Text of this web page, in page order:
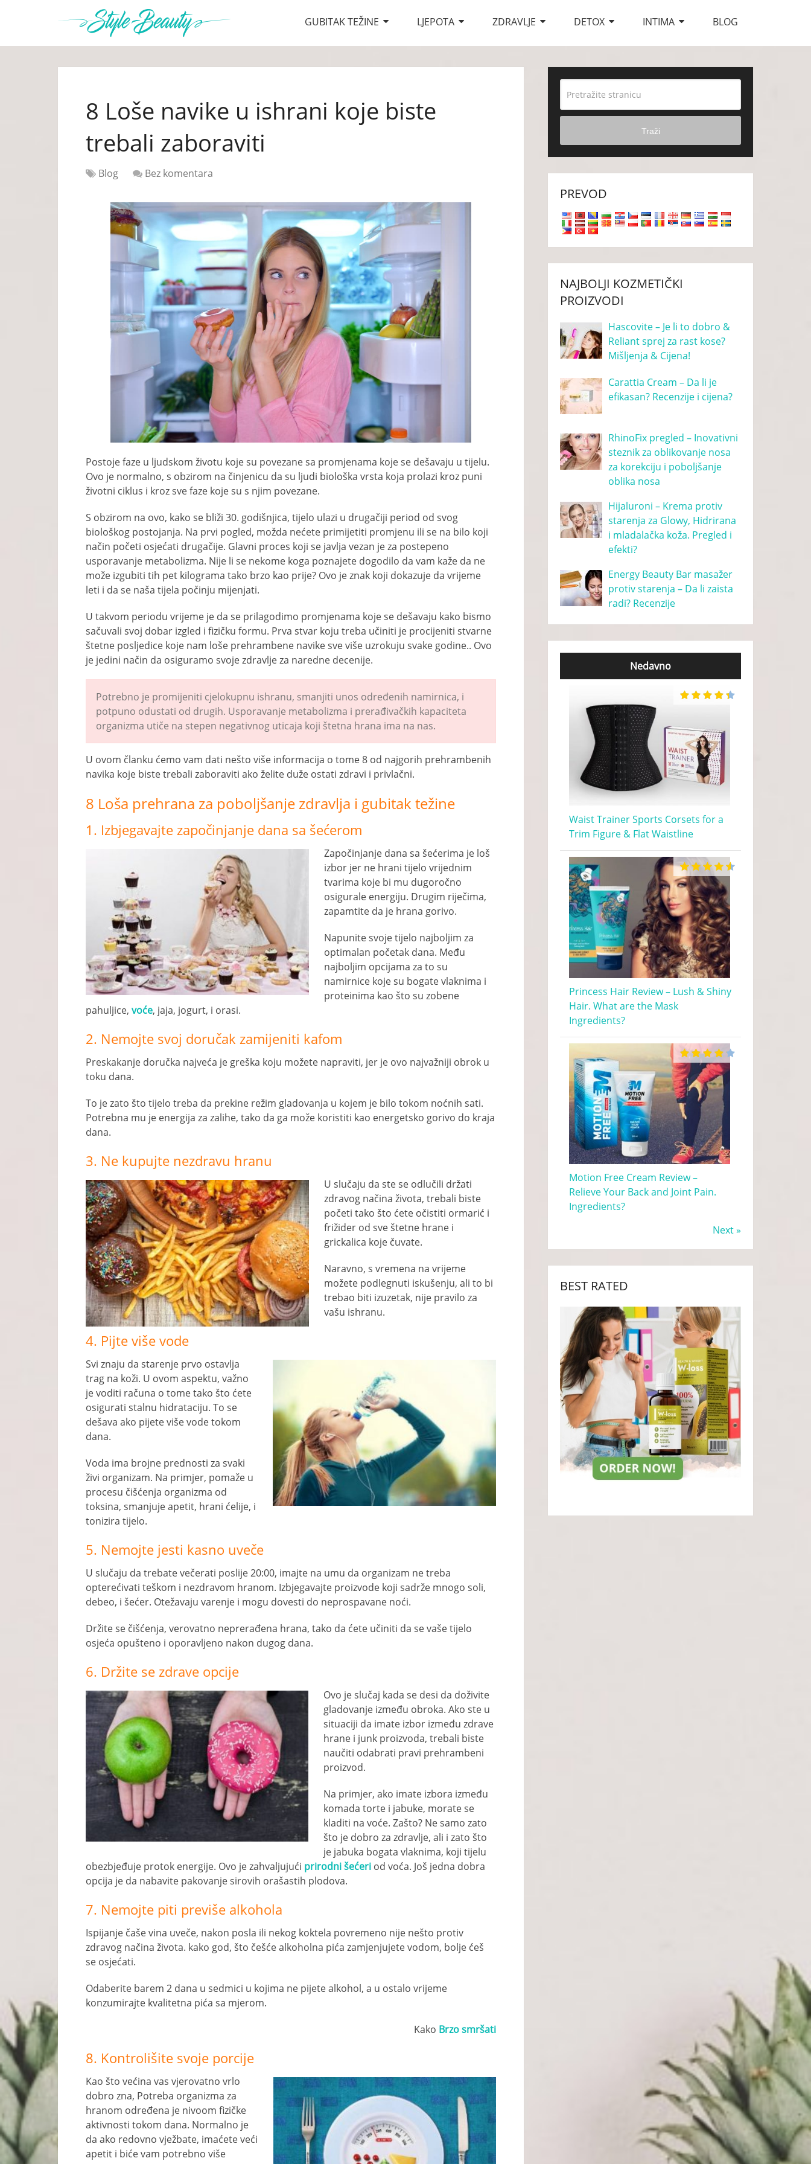
GUBITAK TEŽINE LJEPOTA ZDRAVLJE DETOX INTIMA BLOG
8 Loše navike u ishrani koje biste
trebali zaboraviti
Blog Bez komentara
Postoje faze u ljudskom životu koje su povezane sa promjenama koje se dešavaju u tijelu.
Ovo je normalno, s obzirom na činjenicu da su ljudi biološka vrsta koja prolazi kroz puni
životni ciklus i kroz sve faze koje su s njim povezane.
S obzirom na ovo, kako se bliži 30. godišnjica, tijelo ulazi u drugačiji period od svog
biološkog postojanja. Na prvi pogled, možda nećete primijetiti promjenu ili se na bilo koji
način početi osjećati drugačije. Glavni proces koji se javlja vezan je za postepeno
usporavanje metabolizma. Nije li se nekome koga poznajete dogodilo da vam kaže da ne
može izgubiti tih pet kilograma tako brzo kao prije? Ovo je znak koji dokazuje da vrijeme
leti i da se naša tijela počinju mijenjati.
U takvom periodu vrijeme je da se prilagodimo promjenama koje se dešavaju kako bismo
sačuvali svoj dobar izgled i fizičku formu. Prva stvar koju treba učiniti je procijeniti stvarne
štetne posljedice koje nam loše prehrambene navike sve više uzrokuju svake godine.. Ovo
je jedini način da osiguramo svoje zdravlje za naredne decenije.
Potrebno je promijeniti cjelokupnu ishranu, smanjiti unos određenih namirnica, i
potpuno odustati od drugih. Usporavanje metabolizma i prerađivačkih kapaciteta
organizma utiče na stepen negativnog uticaja koji štetna hrana ima na nas.
U ovom članku ćemo vam dati nešto više informacija o tome 8 od najgorih prehrambenih
navika koje biste trebali zaboraviti ako želite duže ostati zdravi i privlačni.
8 Loša prehrana za poboljšanje zdravlja i gubitak težine
1. Izbjegavajte započinjanje dana sa šećerom
Započinjanje dana sa šećerima je loš
izbor jer ne hrani tijelo vrijednim
tvarima koje bi mu dugoročno
osigurale energiju. Drugim riječima,
zapamtite da je hrana gorivo.
Napunite svoje tijelo najboljim za
optimalan početak dana. Među
najboljim opcijama za to su
namirnice koje su bogate vlaknima i
proteinima kao što su zobene
pahuljice, voće, jaja, jogurt, i orasi.
2. Nemojte svoj doručak zamijeniti kafom
Preskakanje doručka najveća je greška koju možete napraviti, jer je ovo najvažniji obrok u
toku dana.
To je zato što tijelo treba da prekine režim gladovanja u kojem je bilo tokom noćnih sati.
Potrebna mu je energija za zalihe, tako da ga može koristiti kao energetsko gorivo do kraja
dana.
3. Ne kupujte nezdravu hranu
U slučaju da ste se odlučili držati
zdravog načina života, trebali biste
početi tako što ćete očistiti ormarić i
frižider od sve štetne hrane i
grickalica koje čuvate.
Naravno, s vremena na vrijeme
možete podlegnuti iskušenju, ali to bi
trebao biti izuzetak, nije pravilo za
vašu ishranu.
4. Pijte više vode
Svi znaju da starenje prvo ostavlja
trag na koži. U ovom aspektu, važno
je voditi računa o tome tako što ćete
osigurati stalnu hidrataciju. To se
dešava ako pijete više vode tokom
dana.
Voda ima brojne prednosti za svaki
živi organizam. Na primjer, pomaže u
procesu čišćenja organizma od
toksina, smanjuje apetit, hrani ćelije, i
tonizira tijelo.
5. Nemojte jesti kasno uveče
U slučaju da trebate večerati poslije 20:00, imajte na umu da organizam ne treba
opterećivati ​​teškom i nezdravom hranom. Izbjegavajte proizvode koji sadrže mnogo soli,
debeo, i šećer. Otežavaju varenje i mogu dovesti do neprospavane noći.
Držite se čišćenja, verovatno neprerađena hrana, tako da ćete učiniti da se vaše tijelo
osjeća opušteno i oporavljeno nakon dugog dana.
6. Držite se zdrave opcije
Ovo je slučaj kada se desi da doživite
gladovanje između obroka. Ako ste u
situaciji da imate izbor između zdrave
hrane i junk proizvoda, trebali biste
naučiti odabrati pravi prehrambeni
proizvod.
Na primjer, ako imate izbora između
komada torte i jabuke, morate se
kladiti na voće. Zašto? Ne samo zato
što je dobro za zdravlje, ali i zato što
je jabuka bogata vlaknima, koji tijelu
obezbjeđuje protok energije. Ovo je zahvaljujući prirodni šećeri od voća. Još jedna dobra
opcija je da nabavite pakovanje sirovih orašastih plodova.
7. Nemojte piti previše alkohola
Ispijanje čaše vina uveče, nakon posla ili nekog koktela povremeno nije nešto protiv
zdravog načina života. kako god, što češće alkoholna pića zamjenjujete vodom, bolje ćeš
se osjećati.
Odaberite barem 2 dana u sedmici u kojima ne pijete alkohol, a u ostalo vrijeme
konzumirajte kvalitetna pića sa mjerom.
Kako Brzo smršati
8. Kontrolišite svoje porcije
Kao što većina vas vjerovatno vrlo
dobro zna, Potreba organizma za
hranom određena je nivoom fizičke
aktivnosti tokom dana. Normalno je
da ako redovno vježbate, imaćete veći
apetit i biće vam potrebno više
Traži
PREVOD
NAJBOLJI KOZMETIČKI
PROIZVODI
Hascovite – Je li to dobro &
Reliant sprej za rast kose?
Mišljenja & Cijena!
Carattia Cream – Da li je
efikasan? Recenzije i cijena?
RhinoFix pregled – Inovativni
steznik za oblikovanje nosa
za korekciju i poboljšanje
oblika nosa
Hijaluroni – Krema protiv
starenja za Glowy, Hidrirana
i mladalačka koža. Pregled i
efekti?
Energy Beauty Bar masažer
protiv starenja – Da li zaista
radi? Recenzije
Nedavno
Waist Trainer Sports Corsets for a
Trim Figure & Flat Waistline
Princess Hair Review – Lush & Shiny
Hair. What are the Mask
Ingredients?
Motion Free Cream Review –
Relieve Your Back and Joint Pain.
Ingredients?
Next »
BEST RATED